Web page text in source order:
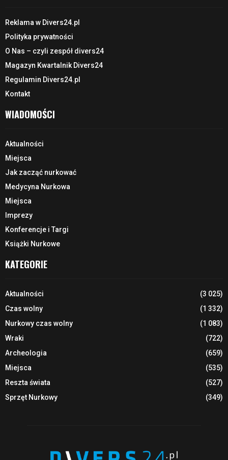
Reklama w Divers24.pl
Polityka prywatności
O Nas – czyli zespół divers24
Magazyn Kwartalnik Divers24
Regulamin Divers24.pl
Kontakt
WIADOMOŚCI
Aktualności
Miejsca
Jak zacząć nurkować
Medycyna Nurkowa
Miejsca
Imprezy
Konferencje i Targi
Książki Nurkowe
KATEGORIE
Aktualności
(3 025)
Czas wolny
(1 332)
Nurkowy czas wolny
(1 083)
Wraki
(722)
Archeologia
(659)
Miejsca
(535)
Reszta świata
(527)
Sprzęt Nurkowy
(349)